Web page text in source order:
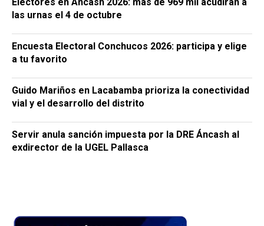
las urnas el 4 de octubre
Encuesta Electoral Conchucos 2026: participa y elige
a tu favorito
Guido Mariños en Lacabamba prioriza la conectividad
vial y el desarrollo del distrito
Servir anula sanción impuesta por la DRE Áncash al
exdirector de la UGEL Pallasca